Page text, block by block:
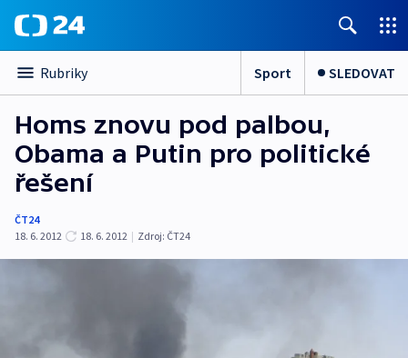
Rubriky Sport SLEDOVAT
Homs znovu pod palbou,
Obama a Putin pro politické
řešení
ČT24
18. 6. 2012
18. 6. 2012 | Zdroj: ČT24